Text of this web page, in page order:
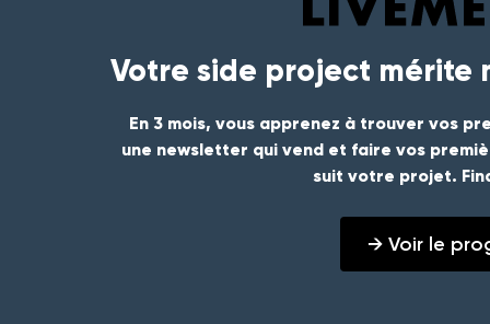
Votre side project mérite
En 3 mois, vous apprenez à trouver vos
une newsletter qui vend et faire vos
suit votre projet.
→ Voir le